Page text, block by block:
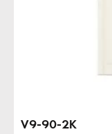
V9-90-2K